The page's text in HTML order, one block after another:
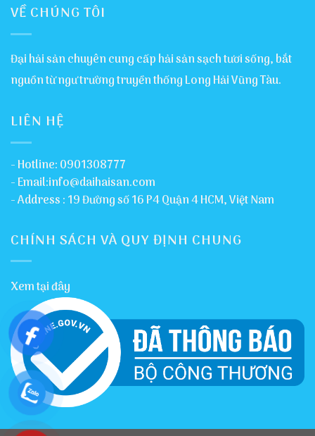
VỀ CHÚNG TÔI
Đại hải sản chuyên cung cấp hải sản sạch tươi sống, bắt
nguồn từ ngư trường truyền thống Long Hải Vũng Tàu.
LIÊN HỆ
- Hotline: 0901308777
- Email:info@daihaisan.com
- Address : 19 Đường số 16 P4 Quận 4 HCM, Việt Nam
CHÍNH SÁCH VÀ QUY ĐỊNH CHUNG
Xem tại đây